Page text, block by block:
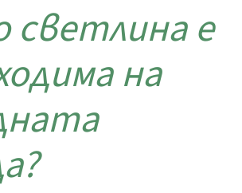
светлина е
на